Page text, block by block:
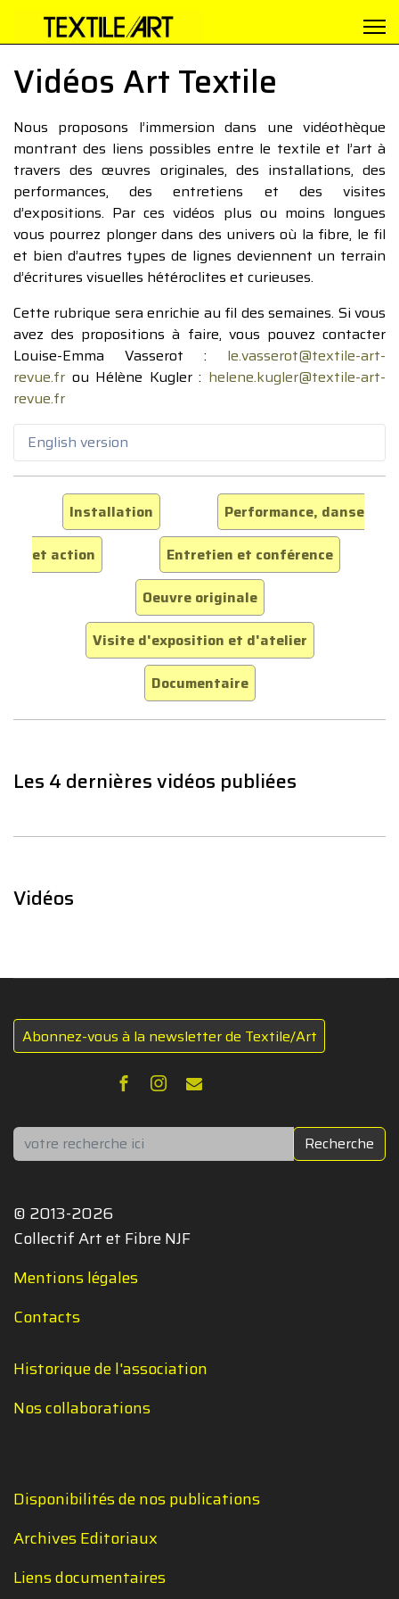
Vidéos Art Textile
Nous proposons l’immersion dans une vidéothèque
montrant des liens possibles entre le textile et l’art à
travers des œuvres originales, des installations, des
performances, des entretiens et des visites
d’expositions. Par ces vidéos plus ou moins longues
vous pourrez plonger dans des univers où la fibre, le fil
et bien d’autres types de lignes deviennent un terrain
d’écritures visuelles hétéroclites et curieuses.
Cette rubrique sera enrichie au fil des semaines. Si vous
avez des propositions à faire, vous pouvez contacter
Louise-Emma Vasserot : le.vasserot@textile-art-
revue.fr ou Hélène Kugler : helene.kugler@textile-art-
revue.fr
English version
Installation
Performance, danse
et action
Entretien et conférence
Oeuvre originale
Visite d'exposition et d'atelier
Documentaire
Les 4 dernières vidéos publiées
Vidéos
Abonnez-vous à la newsletter de Textile/Art
Rechercher Recherche
© 2013-2026
Collectif Art et Fibre NJF
Mentions légales
Contacts
Historique de l'association
Nos collaborations
Disponibilités de nos publications
Archives Editoriaux
Liens documentaires